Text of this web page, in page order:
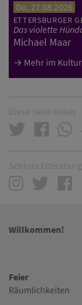
Do, 27.08.2026
ETTERSBURGER
Das violette
Michael Maar
Mehr im
Diese Seite teilen
Schloss
Willkommen!
Feier
Räumlichkeiten